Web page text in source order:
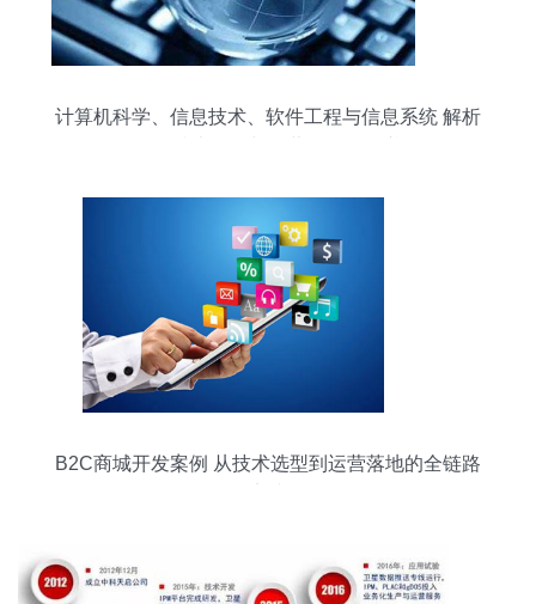
计算机科学、信息技术、软件工程与信息系统 解析
B2C商城开发案例 从技术选型到运营落地的全链路